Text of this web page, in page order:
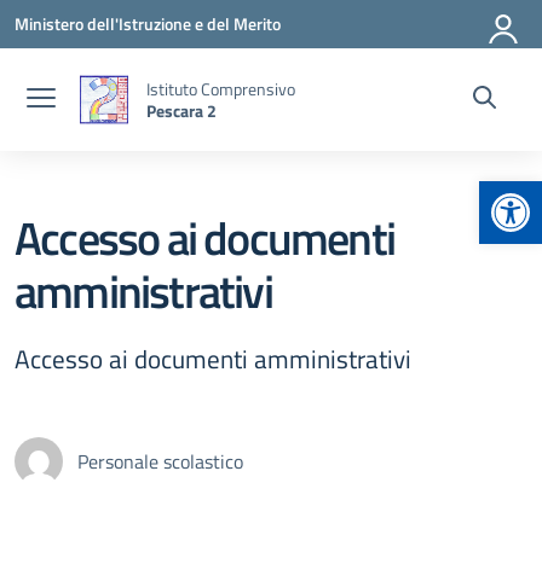
Vai ai contenuti
Vai al menu di navigazione
Vai al footer
Ministero dell'Istruzione e del Merito
Istituto Comprensivo
Pescara 2
Accesso ai documenti
amministrativi
Accesso ai documenti amministrativi
Personale scolastico